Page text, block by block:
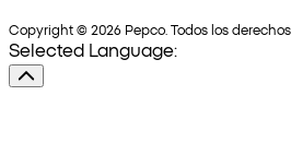
Copyright © 2026 Pepco. Todos los
Selected Language: